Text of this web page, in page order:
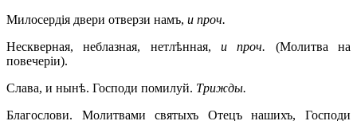
Милосердія двери отверзи намъ, и проч.
Нескверная, неблазная, нетлѣнная, и проч. (Молитва на
повечеріи).
Слава, и нынѣ. Господи помилуй. Трижды.
Благослови. Молитвами святыхъ Отецъ нашихъ, Господи